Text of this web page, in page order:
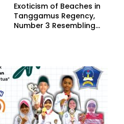
Exoticism of Beaches in
Tanggamus Regency,
Number 3 Resembling